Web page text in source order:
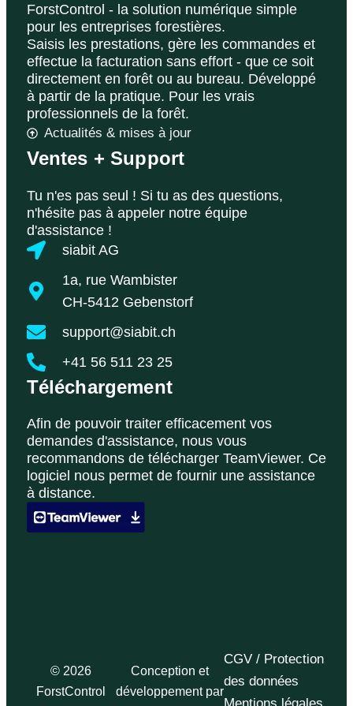
ForstControl - la solution numérique simple
pour les entreprises forestières.
Saisis les prestations, gère les commandes et
effectue la facturation sans effort - que ce soit
directement en forêt ou au bureau. Développé
à partir de la pratique. Pour les vrais
professionnels de la forêt.
Actualités & mises à jour
Ventes + Support
Tu n'es pas seul ! Si tu as des questions,
n'hésite pas à appeler notre équipe
d'assistance !
siabit AG
1a, rue Wambister
CH-5412 Gebenstorf
support@siabit.ch
+41 56 511 23 25
Téléchargement
Afin de pouvoir traiter efficacement vos
demandes d'assistance, nous vous
recommandons de télécharger TeamViewer. Ce
logiciel nous permet de fournir une assistance
à distance.
© 2026
ForstControl
Conception et
développement par
CGV / Protection
des données